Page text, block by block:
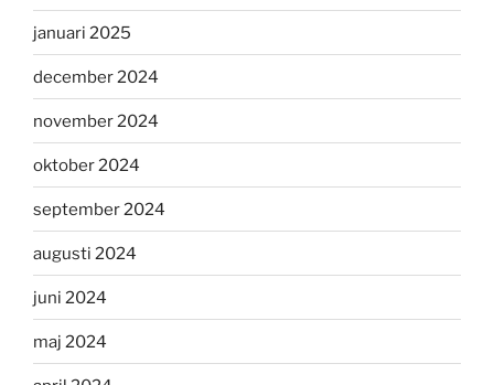
januari 2025
december 2024
november 2024
oktober 2024
september 2024
augusti 2024
juni 2024
maj 2024